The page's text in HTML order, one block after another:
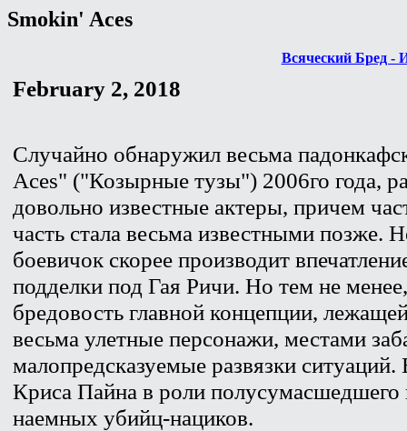
Smokin' Aces
Всяческий Бред -
February 2, 2018
Случайно обнаружил весьма
Aces" ("Козырные тузы") 2006го года,
довольно известные актеры, причем
часть стала весьма известными позже.
боевичок скорее производит
подделки под Гая Ричи. Но тем не
бредовость главной концепции,
весьма улетные персонажи, местами
малопредсказуемые развязки
Криса Пайна в роли полусумасшедшего
наемных убийц-нациков.